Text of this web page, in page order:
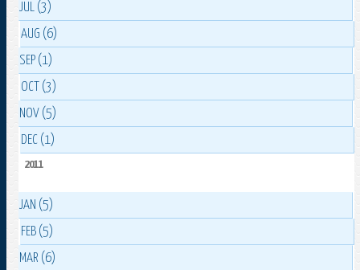
JUL (3)
AUG (6)
SEP (1)
OCT (3)
NOV (5)
DEC (1)
2011
JAN (5)
FEB (5)
MAR (6)